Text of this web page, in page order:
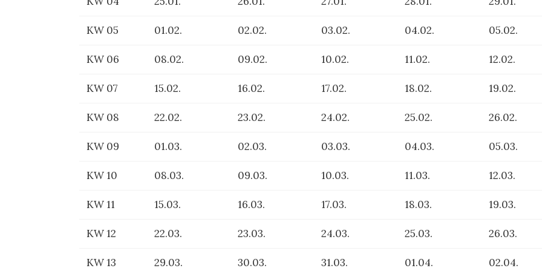
KW 05 01.02. 02.02. 03.02. 04.02. 05.02.
KW 06 08.02. 09.02. 10.02. 11.02. 12.02.
KW 07 15.02. 16.02. 17.02. 18.02. 19.02.
KW 08 22.02. 23.02. 24.02. 25.02. 26.02.
KW 09 01.03. 02.03. 03.03. 04.03. 05.03.
KW 10 08.03. 09.03. 10.03. 11.03. 12.03.
KW 11 15.03. 16.03. 17.03. 18.03. 19.03.
KW 12 22.03. 23.03. 24.03. 25.03. 26.03.
KW 13 29.03. 30.03. 31.03. 01.04. 02.04.